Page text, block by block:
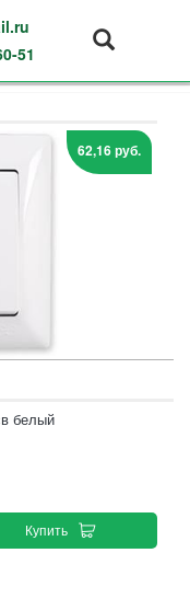
51
62,16 руб.
белый
Купить